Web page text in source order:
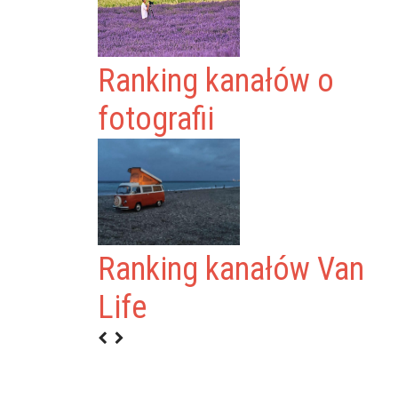
Ranking kanałów o
fotografii
Ranking kanałów Van
Life